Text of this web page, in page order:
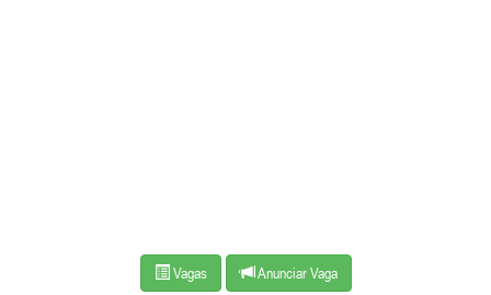
Vagas Anunciar Vaga